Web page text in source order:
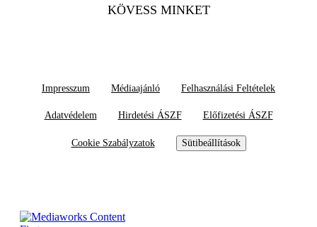
KÖVESS MINKET
Impresszum Médiaajánló Felhasználási Feltételek
Adatvédelem Hirdetési ÁSZF Előfizetési ÁSZF
Cookie Szabályzatok Sütibeállítások